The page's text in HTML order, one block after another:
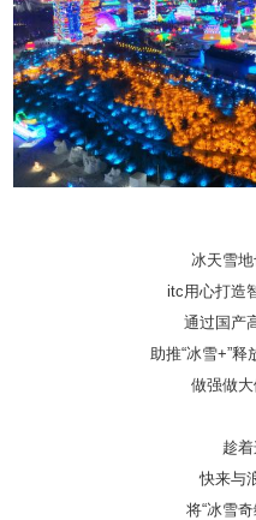
冰天雪
itc用心打造
通过国产
助推“冰雪+”
做强做
趁
快来与
将“冰雪